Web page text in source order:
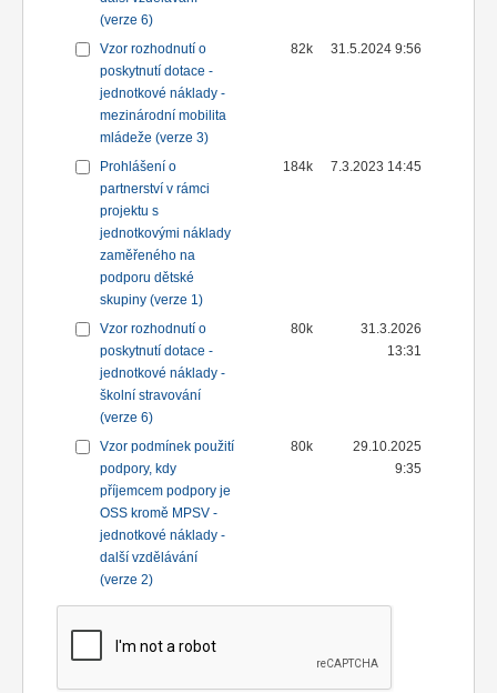
(verze 6)
Vzor rozhodnutí o
poskytnutí dotace -
jednotkové náklady -
mezinárodní mobilita
mládeže (verze 3)
82k 31.5.2024 9:56
Prohlášení o
partnerství v rámci
projektu s
jednotkovými náklady
zaměřeného na
podporu dětské
skupiny (verze 1)
184k 7.3.2023 14:45
Vzor rozhodnutí o
poskytnutí dotace -
jednotkové náklady -
školní stravování
(verze 6)
80k
31.3.2026
13:31
Vzor podmínek použití
podpory, kdy
příjemcem podpory je
OSS kromě MPSV -
jednotkové náklady -
další vzdělávání
(verze 2)
80k
29.10.2025
9:35